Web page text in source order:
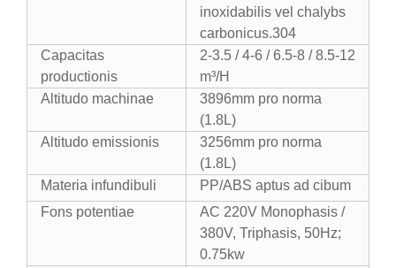
inoxidabilis vel chalybs
carbonicus.304
Capacitas
productionis
2-3.5 / 4-6 / 6.5-8 / 8.5-12
m³/H
Altitudo machinae
3896mm pro norma
(1.8L)
Altitudo emissionis
3256mm pro norma
(1.8L)
Materia infundibuli
PP/ABS aptus ad cibum
Fons potentiae
AC 220V Monophasis /
380V, Triphasis, 50Hz;
0.75kw